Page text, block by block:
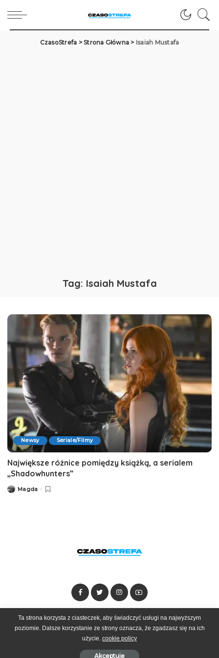
CzasoStrefa >Strona Główna > Isaiah Mustafa
Tag: Isaiah Mustafa
Newsy Seriale/Filmy
Największe różnice pomiędzy książką, a serialem
„Shadowhunters”
PostedMagda
Dołącz do zespołu Kontakt Reklama
© 2025 Czasostrefa by Goobrand
Ta strona korzysta z ciasteczek, aby świadczyć usługi na najwyższym
poziomie. Dalsze korzystanie ze strony oznacza, że zgadzasz się na ich
użycie. cookie policy
Akceptuje